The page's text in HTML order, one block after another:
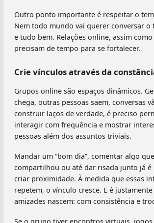
Outro ponto importante é respeitar o
Nem todo mundo vai querer conversar
e tudo bem. Relações online, assim
precisam de tempo para se fortalecer.
Crie vínculos através da
Grupos online são espaços dinâmicos.
chega, outras pessoas saem, conversas
construir laços de verdade, é preciso
interagir com frequência e mostrar
pessoas além dos assuntos triviais.
Mandar um “bom dia”, comentar algo
compartilhou ou até dar risada junto já é
criar proximidade. À medida que essas
repetem, o vínculo cresce. E é
amizades nascem: com consistência e